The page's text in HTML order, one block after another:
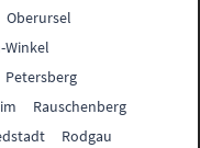
Oberursel
Winkel
Petersberg
Rauschenberg
Rodgau